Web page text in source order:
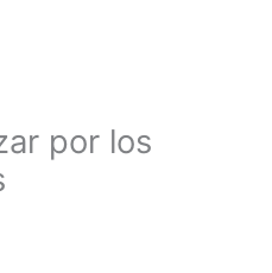
por los